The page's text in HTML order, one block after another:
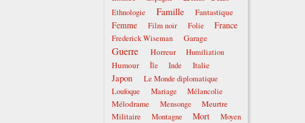
Ethnologie Famille Fantastique
Femme Film noir Folie France
Frederick Wiseman Garage
Guerre Horreur Humiliation
Humour Île Inde Italie
Japon
Le Monde diplomatique
Loufoque
Mariage Mélancolie
Mélodrame Mensonge
Meurtre
Militaire
Montagne Mort
Moyen